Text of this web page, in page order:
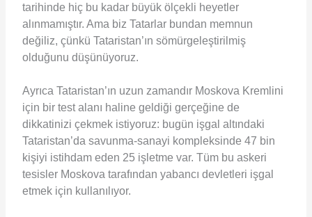
tarihinde hiç bu kadar büyük ölçekli heyetler
alınmamıştır. Ama biz Tatarlar bundan memnun
değiliz, çünkü Tataristan’ın sömürgeleştirilmiş
olduğunu düşünüyoruz.
Ayrıca Tataristan’ın uzun zamandır Moskova Kremlini
için bir test alanı haline geldiği gerçeğine de
dikkatinizi çekmek istiyoruz: bugün işgal altındaki
Tataristan’da savunma-sanayi kompleksinde 47 bin
kişiyi istihdam eden 25 işletme var. Tüm bu askeri
tesisler Moskova tarafından yabancı devletleri işgal
etmek için kullanılıyor.